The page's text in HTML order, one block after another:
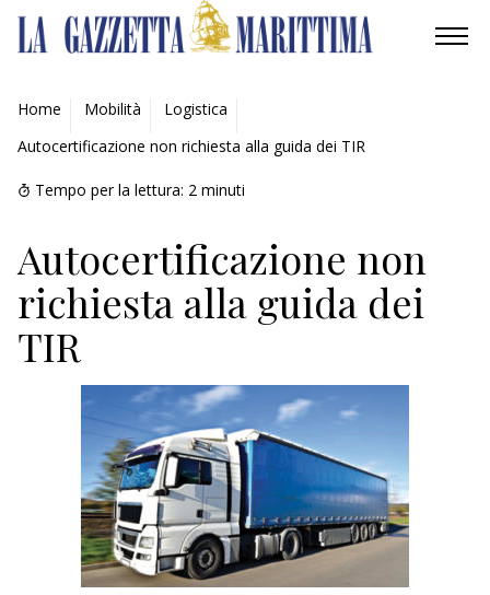
AMBIENTE
MOBILITÀ
INDUSTRIA
RICERCA
ECONOMIA
TURISMO
NAUTICA
EDITORIALI
Home Mobilità
Logistica
Autocertificazione non richiesta alla guida dei TIR
Tempo per la lettura: 2 minuti
Autocertificazione non
richiesta alla guida dei
TIR